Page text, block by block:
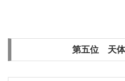
第五位 天